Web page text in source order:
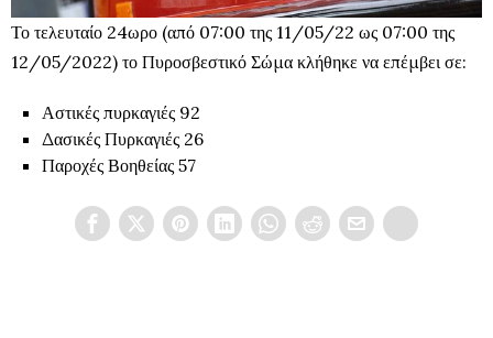
Το τελευταίο 24ωρο (από 07:00 της 11/05/22 ως 07:00 της
12/05/2022) το Πυροσβεστικό Σώμα κλήθηκε να επέμβει σε:
Αστικές πυρκαγιές 92
Δασικές Πυρκαγιές 26
Παροχές Βοηθείας 57